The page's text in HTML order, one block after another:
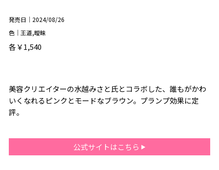
発売日｜2024/08/26
色｜王道,曖昧
各￥1,540
美容クリエイターの水越みさと氏とコラボした、誰もがかわ
いくなれるピンクとモードなブラウン。プランプ効果に定
評。
公式サイトはこちら